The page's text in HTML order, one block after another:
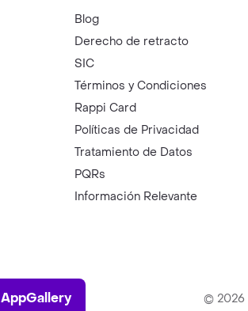
Blog
Derecho de retracto
SIC
Términos y Condiciones
Rappi Card
Políticas de Privacidad
Tratamiento de Datos
PQRs
Información Relevante
AppGallery
AppGallery © 2026